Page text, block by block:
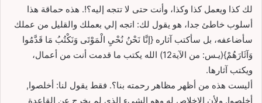
لك كذا ويعمل كذا وكذا، وأنت حتى لا تتجه إليه؟!. هذه حماقة هذا
أسلوب خاطئ جدا، هو يقول لك: اتجه إلي بعملك والقليل من عملك
سأضاعفه، بل سأكتب آثاره {إنَّا نَحْنُ نُحْيِ الْمَوْتَى وَنَكْتُبُ مَا قَدَّمُوا
وَآثَارَهُمْ}(يـس: من الآية12) الله يكتب ما قدمت أنت من أعمال،
ويكتب آثارها.
أليست هذه من أظهر مظاهر رحمته بنا؟. فقط يقول لنا: أخلصوا,
أخلصوا. ولأن الإخلاص له وهو الشيء الذي لم يخرج عن القاعدة